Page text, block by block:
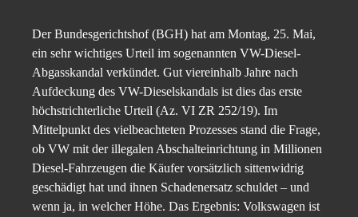
Der Bundesgerichtshof (BGH) hat am Montag, 25. Mai,
ein sehr wichtiges Urteil im sogenannten VW-Diesel-
Abgasskandal verkündet. Gut viereinhalb Jahre nach
Aufdeckung des VW-Dieselskandals ist dies das erste
höchstrichterliche Urteil (Az. VI ZR 252/19). Im
Mittelpunkt des vielbeachteten Prozesses stand die Frage,
ob VW mit der illegalen Abschalteinrichtung in Millionen
Diesel-Fahrzeugen die Käufer vorsätzlich sittenwidrig
geschädigt hat und ihnen Schadenersatz schuldet – und
wenn ja, in welcher Höhe. Das Ergebnis: Volkswagen ist